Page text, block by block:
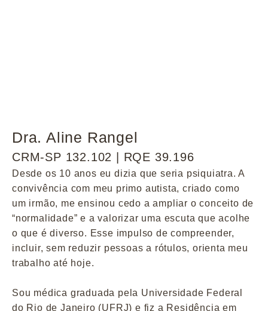
Dra. Aline Rangel
CRM-SP 132.102 | RQE 39.196
Desde os 10 anos eu dizia que seria psiquiatra. A
convivência com meu primo autista, criado como
um irmão, me ensinou cedo a ampliar o conceito de
“normalidade” e a valorizar uma escuta que acolhe
o que é diverso. Esse impulso de compreender,
incluir, sem reduzir pessoas a rótulos, orienta meu
trabalho até hoje.
Sou médica graduada pela Universidade Federal
do Rio de Janeiro (UFRJ) e fiz a Residência em